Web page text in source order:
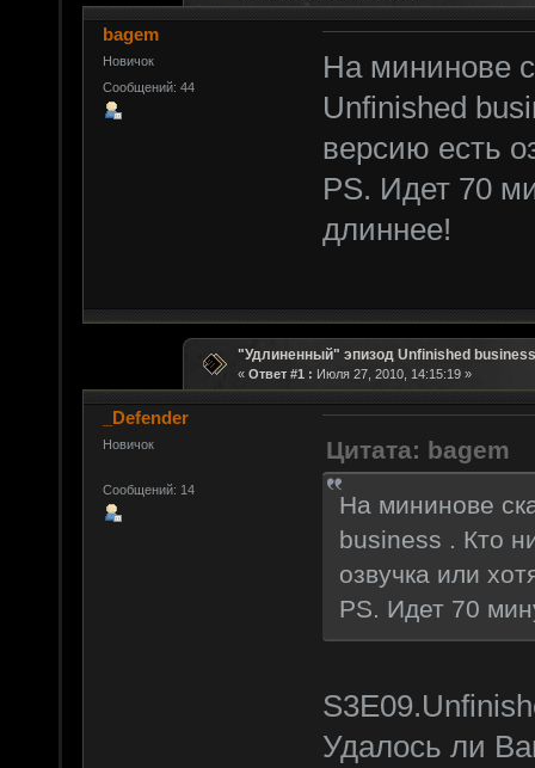
bagem
Новичок
Сообщений: 44
На мининове
Unfinished
версию есть
PS. Идет 70
длиннее!
"Удлиненный" эпизод Unfinished
« Ответ #1 : Июля 27, 2010, 14:15:19 »
_Defender
Новичок
Сообщений: 14
Цитата: bagem
На мининове
business . Кто
озвучка или
PS. Идет 70
Удалось ли